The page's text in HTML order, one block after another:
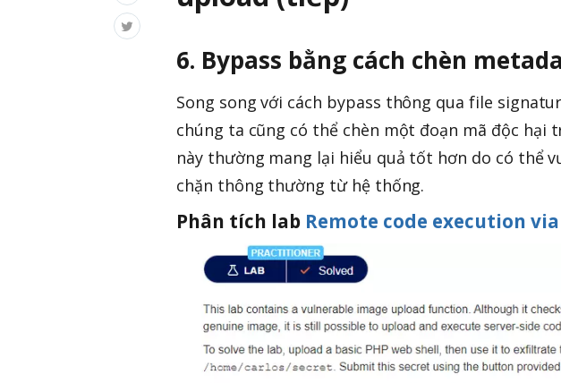
6. Bypass bằng cách chèn
Song song với cách bypass thông qua file
chúng ta cũng có thể chèn một đoạn mã độc hại
này thường mang lại hiểu quả tốt hơn do có thể
chặn thông thường từ hệ thống.
Phân tích lab Remote code execution